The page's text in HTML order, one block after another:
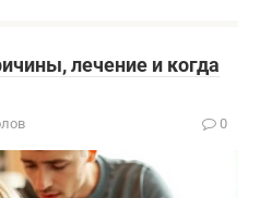
лечение и когда
0